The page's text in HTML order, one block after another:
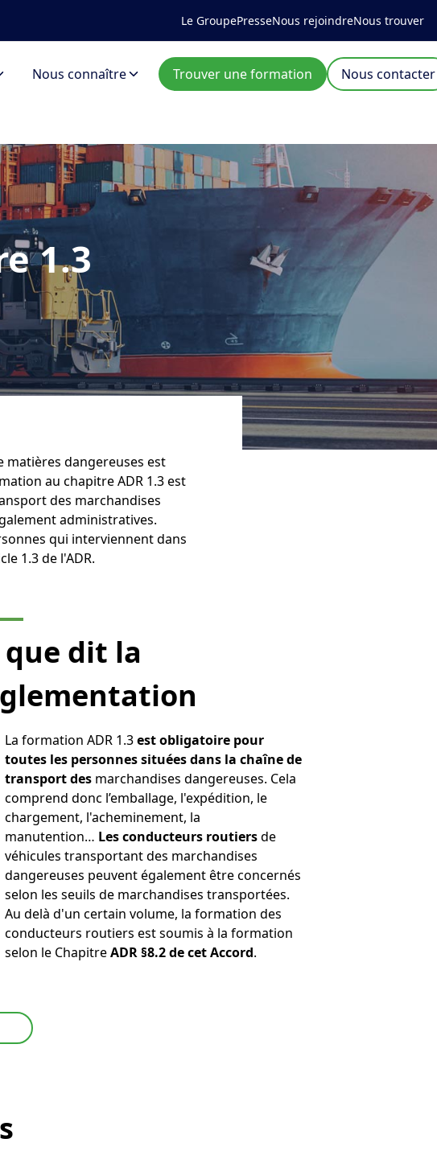
Le GroupePresseNous rejoindreNous trouver
Nous connaître Trouver une formation Nous contacter
1.3
dangereuses est
au chapitre ADR 1.3 est
des marchandises
administratives.
qui interviennent dans
1.3 de l'ADR.
que dit la
La formation ADR 1.3est obligatoire pour
toutes les personnes situées dans la chaîne de
transport des marchandises dangereuses. Cela
comprend donc l’emballage, l'expédition, le
chargement, l'acheminement, la
manutention… Les conducteurs routiersde
véhicules transportant des marchandises
dangereuses peuvent également être concernés
selon les seuils de marchandises transportées.
Au delà d'un certain volume, la formation des
conducteurs routiers est soumis à la formation
selon le ChapitreADR §8.2 de cet Accord.